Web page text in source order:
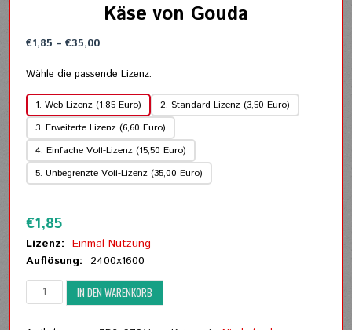
Käse von Gouda
€1,85 –€35,00Preisspanne:
bis
€35,00
Wähle die passende Lizenz:
1. Web-Lizenz (1,85 Euro)
2. Standard Lizenz (3,50 Euro)
3. Erweiterte Lizenz (6,60 Euro)
4. Einfache Voll-Lizenz (15,50 Euro)
5. Unbegrenzte Voll-Lizenz (35,00 Euro)
€1,85
Lizenz: Einmal-Nutzung
Auflösung: 2400x1600
Käse
von
IN DEN WARENKORB